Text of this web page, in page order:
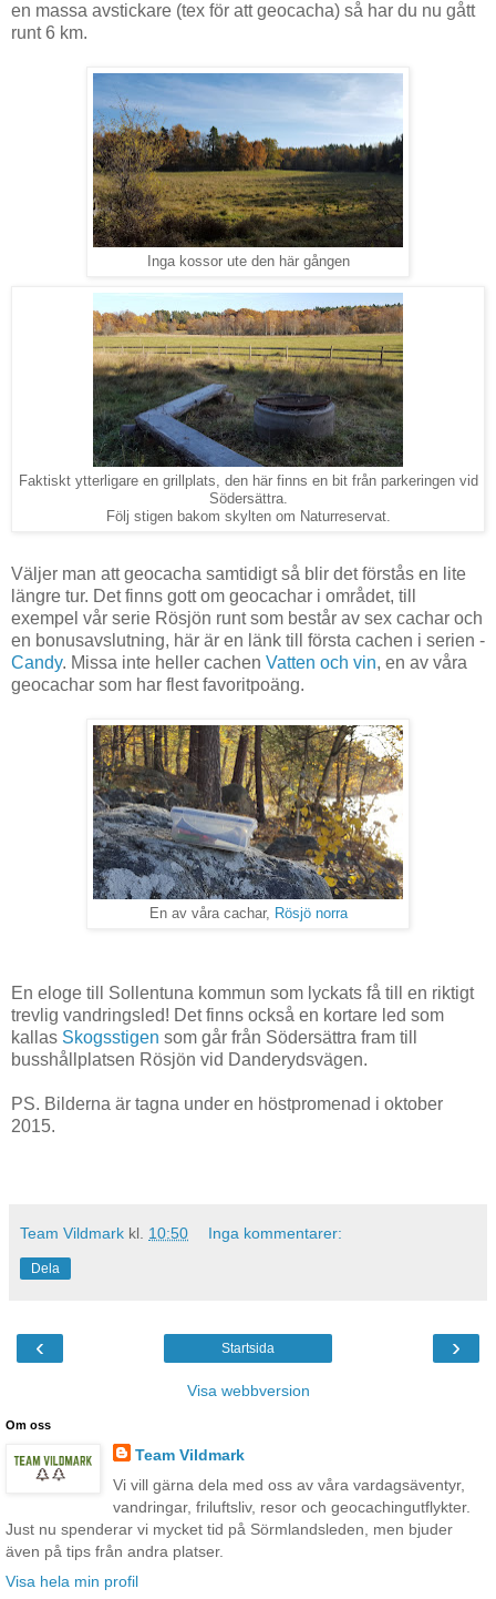
en massa avstickare (tex för att geocacha) så har du nu gått
runt 6 km.
Inga kossor ute den här gången
Faktiskt ytterligare en grillplats, den här finns en bit från parkeringen vid
Södersättra.
Följ stigen bakom skylten om Naturreservat.
Väljer man att geocacha samtidigt så blir det förstås en lite
längre tur. Det finns gott om geocachar i området, till
exempel vår serie Rösjön runt som består av sex cachar och
en bonusavslutning, här är en länk till första cachen i serien -
Candy. Missa inte heller cachen Vatten och vin, en av våra
geocachar som har flest favoritpoäng.
En av våra cachar, Rösjö norra
En eloge till Sollentuna kommun som lyckats få till en riktigt
trevlig vandringsled! Det finns också en kortare led som
kallas Skogsstigen som går från Södersättra fram till
busshållplatsen Rösjön vid Danderydsvägen.
PS. Bilderna är tagna under en höstpromenad i oktober
2015.
Team Vildmark kl. 10:50 Inga kommentarer:
Dela
‹ ›
Startsida
Visa webbversion
Om oss
Team Vildmark
Vi vill gärna dela med oss av våra vardagsäventyr,
vandringar, friluftsliv, resor och geocachingutflykter.
Just nu spenderar vi mycket tid på Sörmlandsleden, men bjuder
även på tips från andra platser.
Visa hela min profil